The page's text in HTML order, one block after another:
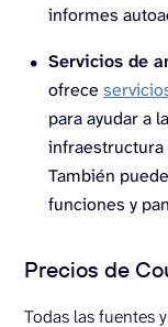
informes
Servicios de
ofrece
para ayudar a
infraestructura
También
funciones y
Precios de
Todas las fuentes